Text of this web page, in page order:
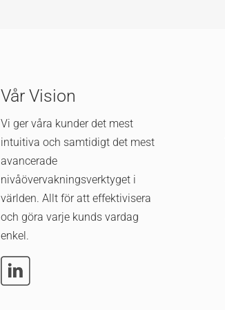
Vår Vision
Vi ger våra kunder det mest
intuitiva och samtidigt det mest
avancerade
nivåövervakningsverktyget i
världen. Allt för att effektivisera
och göra varje kunds vardag
enkel.